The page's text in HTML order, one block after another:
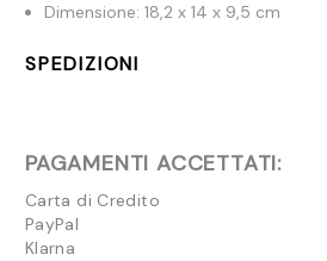
Dimensione: 18,2 x 14 x 9,5 cm
SPEDIZIONI
PAGAMENTI ACCETTATI:
Carta di Credito
PayPal
Klarna